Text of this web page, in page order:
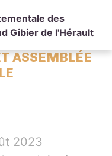
des
Gibier de l'Hérault
ASSEMBLÉE
2023